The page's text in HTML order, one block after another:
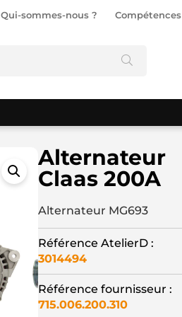
Qui-sommes-nous ? Compétences
Alternateur
Claas 200A
Alternateur MG693
Référence AtelierD :
3014494
Référence fournisseur :
715.006.200.310